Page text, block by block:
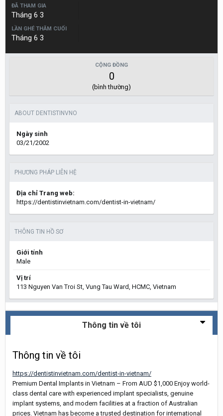
ĐÃ THAM GIA
Tháng 6 3
LẦN GHÉ THĂM CUỐI
Tháng 6 3
CỘNG ĐỒNG
0
(bình thường)
ABOUT DENTISTINVNO
Ngày sinh
03/21/2002
PHƯƠNG PHÁP LIÊN HỆ
Địa chỉ Trang web:
https://dentistinvietnam.com/dentist-in-vietnam/
THÔNG TIN HỒ SƠ
Giới tính
Male
Vị trí
113 Nguyen Van Troi St, Vung Tau Ward, HCMC, Vietnam
Thông tin về tôi
Thông tin về tôi
https://dentistinvietnam.com/dentist-in-vietnam/
Premium Dental Implants in Vietnam – From AUD $1,000 Enjoy world-
class dental care with experienced implant specialists, genuine
implant systems, and modern facilities at a fraction of Australian
prices. Vietnam has become a trusted destination for international